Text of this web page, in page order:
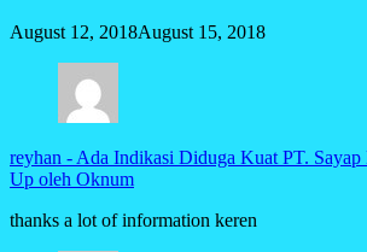
August 12, 2018August 15, 2018
reyhan - Ada Indikasi Diduga Kuat PT.
Up oleh Oknum
thanks a lot of information keren